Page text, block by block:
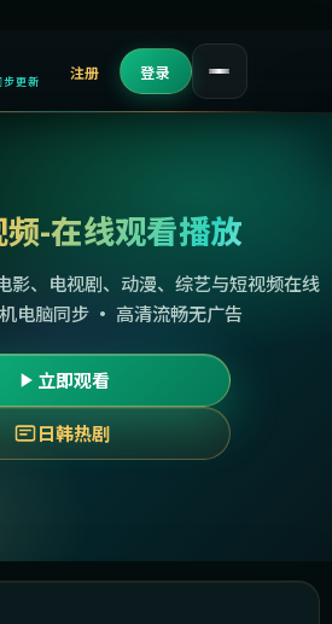
更新 注册 登录
-在线观看播放
、电视剧、动漫、综艺与短视频在线
电脑同步 · 高清流畅无广告
立即观看
日韩热剧